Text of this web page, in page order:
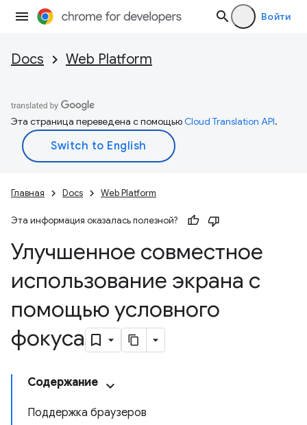
Войти
Docs Web Platform
Эта страница переведена с помощьюCloud Translation API.
Главная Docs Web Platform
Эта информация оказалась полезной?
Улучшенное совместное
использование экрана с
помощью условного
фокуса
Содержание
Поддержка браузеров